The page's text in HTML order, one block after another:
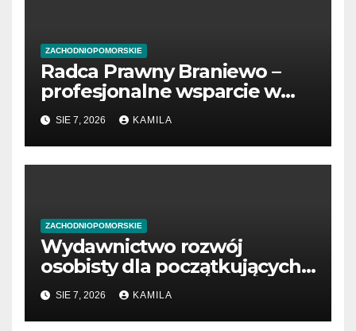
ZACHODNIOPOMORSKIE
Radca Prawny Braniewo –
profesjonalne wsparcie w
sprawach prawnych
SIE 7, 2026 KAMILA
ZACHODNIOPOMORSKIE
Wydawnictwo rozwój
osobisty dla początkujących
przedsiębiorców
SIE 7, 2026 KAMILA